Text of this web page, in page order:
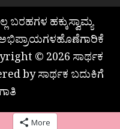
ಬರಹಗಳ ಹಕ್ಕುಸ್ವಾಮ್ಯ
© 2026 ಸಾರ್ಥಕ
by ಸಾರ್ಥಕ ಬದುಕಿಗೆ
More